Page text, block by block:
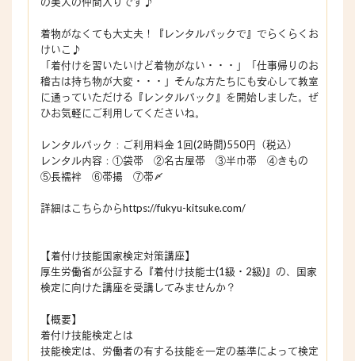
着物がなくても大丈夫！『レンタルパックで』でらくらくお
けいこ♪
「着付けを習いたいけど着物がない・・・」「仕事帰りのお
稽古は持ち物が大変・・・」そんな方たちにも安心して教室
に通っていただける『レンタルパック』を開始しました。ぜ
ひお気軽にご利用してくださいね。
レンタルパック：ご利用料金 1回(2時間)550円（税込）
レンタル内容：①袋帯 ②名古屋帯 ③半巾帯 ④きもの
⑤長襦袢 ⑥帯揚 ⑦帯〆
詳細はこちらからhttps://fukyu-kitsuke.com/
【着付け技能国家検定対策講座】
厚生労働省が公証する『着付け技能士(1級・2級)』の、国家
検定に向けた講座を受講してみませんか？
【概要】
着付け技能検定とは
技能検定は、労働者の有する技能を一定の基準によって検定